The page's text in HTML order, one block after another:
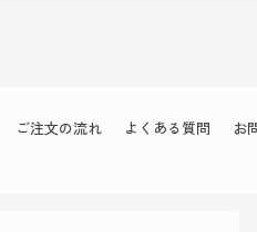
ご注文の流れ よくある質問
お